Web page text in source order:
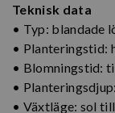
Teknisk data
• Typ: blandade
• Planteringstid:
• Blomningstid:
•
• Växtläge: sol